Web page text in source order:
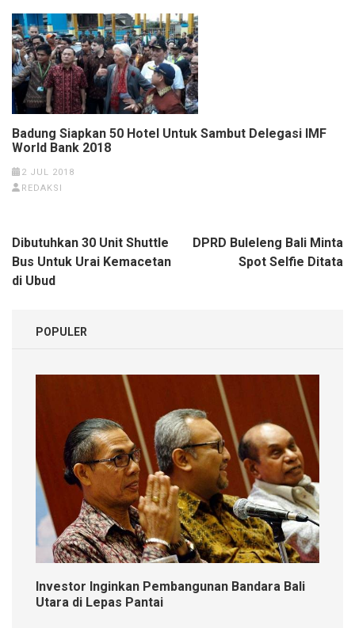
Badung Siapkan 50 Hotel Untuk Sambut Delegasi IMF
World Bank 2018
2 JUL 2018
REDAKSI
Navigasi
pos
Dibutuhkan 30 Unit Shuttle
Bus Untuk Urai Kemacetan
di Ubud
DPRD Buleleng Bali Minta
Spot Selfie Ditata
POPULER
Investor Inginkan Pembangunan Bandara Bali
Utara di Lepas Pantai